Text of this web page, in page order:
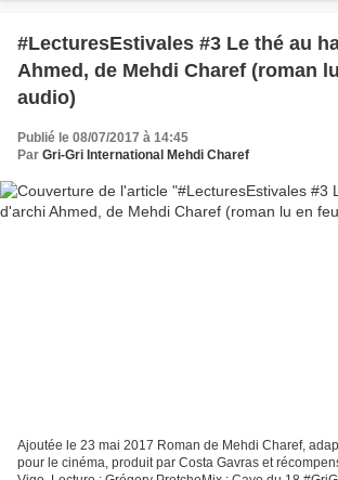
#LecturesEstivales #3 Le thé au
Ahmed, de Mehdi Charef (roman
audio)
Publié le 08/07/2017 à 14:45
Par Gri-Gri International Mehdi Charef
Ajoutée le 23 mai 2017 Roman de Mehdi Charef,
pour le cinéma, produit par Costa Gavras et